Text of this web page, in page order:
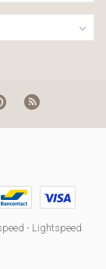
- Lightspeed